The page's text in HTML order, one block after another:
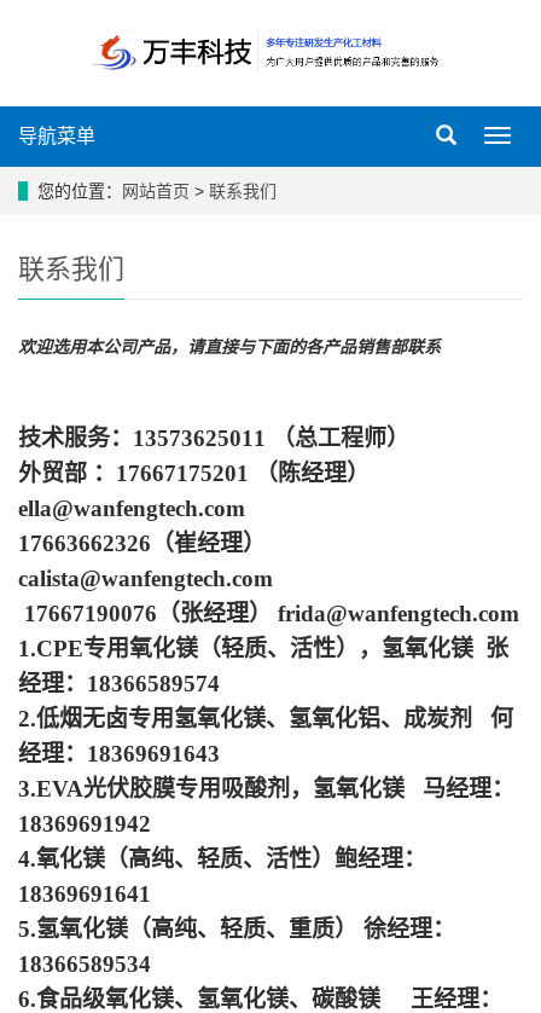
导
导航菜单
您的位置： 网站首页 > 联系我们
联系我们
欢迎选用本公司产品，请直接与下面的各产品销售部联系
技术服务：13573625011 （总工程师）
外贸部 ：17667175201 （陈经理）
ella@wanfengtech.com
17663662326（崔经理）
calista@wanfengtech.com
17667190076（张经理） frida@wanfengtech.com
1.CPE专用氧化镁（轻质、活性），氢氧化镁 张
经理：18366589574
2.低烟无卤专用氢氧化镁、氢氧化铝、成炭剂 何
经理：18369691643
3.EVA光伏胶膜专用吸酸剂，氢氧化镁 马经理：
18369691942
4.氧化镁（高纯、轻质、活性）鲍经理：
18369691641
5.氢氧化镁（高纯、轻质、重质） 徐经理：
18366589534
6.食品级氧化镁、氢氧化镁、碳酸镁 王经理：